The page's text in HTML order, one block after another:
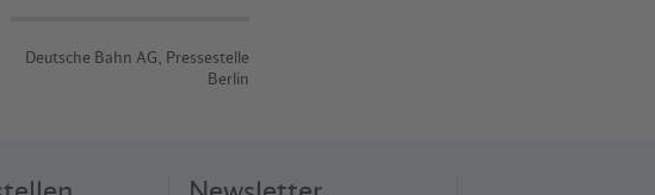
Deutsche Bahn AG, Pressestelle
Berlin